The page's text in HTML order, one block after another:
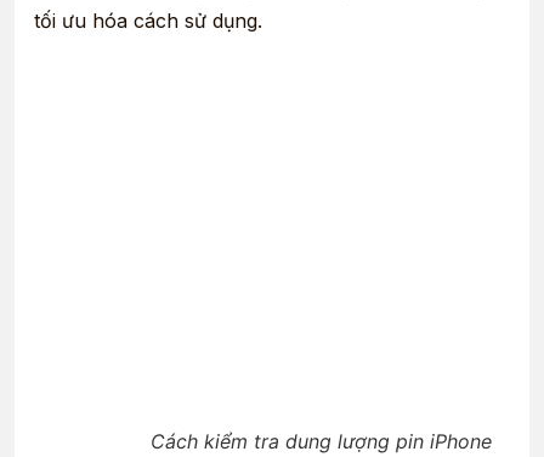
tối ưu hóa cách sử dụng.
Cách kiểm tra dung lượng pin iPhone